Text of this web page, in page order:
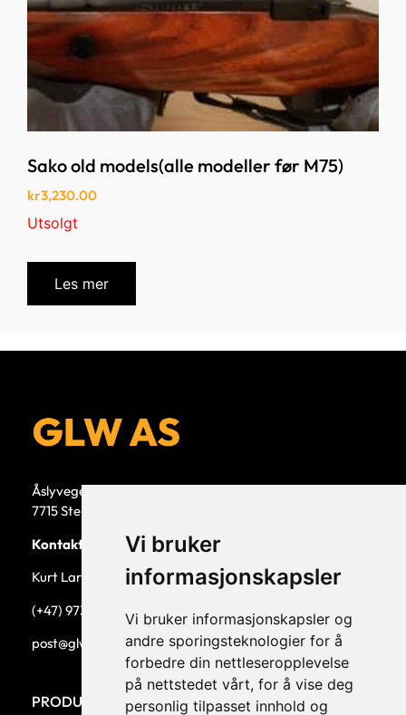
Vi bruker
informasjonskapsler
Vi bruker informasjonskapsler og
andre sporingsteknologier for å
forbedre din nettleseropplevelse
på nettstedet vårt, for å vise deg
personlig tilpasset innhold og
Sako old models(alle modeller før M75)
kr3,230.00
Utsolgt
Les mer
Åslyvegen 5b
7715 Steinkjer
Kontaktperson
Kurt Larsen, daglig leder.
(+47) 973 33 332
post@glw.no
PRODUKTKATEGORIER